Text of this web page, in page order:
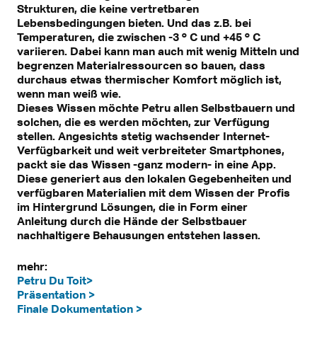
Strukturen, die keine vertretbaren
Lebensbedingungen bieten. Und das z.B. bei
Temperaturen, die zwischen -3 º C und +45 º C
variieren. Dabei kann man auch mit wenig Mitteln und
begrenzen Materialressourcen so bauen, dass
durchaus etwas thermischer Komfort möglich ist,
wenn man weiß wie.
Dieses Wissen möchte Petru allen Selbstbauern und
solchen, die es werden möchten, zur Verfügung
stellen. Angesichts stetig wachsender Internet-
Verfügbarkeit und weit verbreiteter Smartphones,
packt sie das Wissen -ganz modern- in eine App.
Diese generiert aus den lokalen Gegebenheiten und
verfügbaren Materialien mit dem Wissen der Profis
im Hintergrund Lösungen, die in Form einer
Anleitung durch die Hände der Selbstbauer
nachhaltigere Behausungen entstehen lassen.
mehr:
Petru Du Toit>
Präsentation >
Finale Dokumentation >